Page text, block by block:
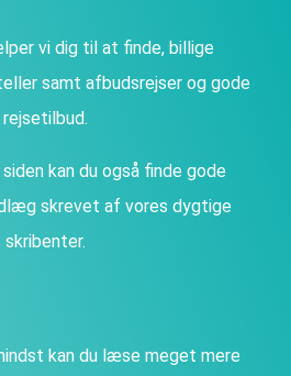
vi dig til at finde, billige
samt afbudsrejser og gode
rejsetilbud.
kan du også finde gode
skrevet af vores dygtige
skribenter.
kan du læse meget mere